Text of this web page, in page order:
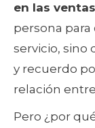
en las ventas
persona
servicio, sino
y recuerdo
relación
Pero ¿por